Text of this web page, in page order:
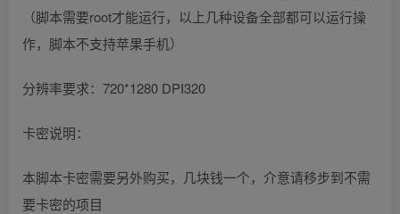
（脚本需要root才能运行，以上几种设备全部都可以运行操
作，脚本不支持苹果手机）
分辨率要求：720*1280 DPI320
卡密说明：
本脚本卡密需要另外购买，几块钱一个，介意请移步到不需
要卡密的项目